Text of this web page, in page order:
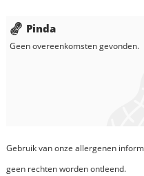
Pinda
Geen overeenkomsten gevonden.
Gebruik van onze allergenen
geen rechten worden ontleend.